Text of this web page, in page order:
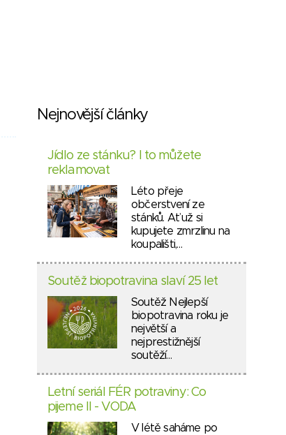
Nejnovější články
Jídlo ze stánku? I to můžete
reklamovat
Léto přeje
občerstvení ze
stánků. Ať už si
kupujete zmrzlinu na
koupališti,…
Soutěž biopotravina slaví 25 let
Soutěž Nejlepší
biopotravina roku je
největší a
nejprestižnější
soutěží…
Letní seriál FÉR potraviny: Co
pijeme II - VODA
V létě saháme po